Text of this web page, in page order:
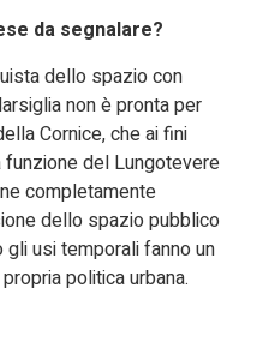
da segnalare?
dello spazio con
non è pronta per
Cornice, che ai fini
funzione del Lungotevere
completamente
dello spazio pubblico
usi temporali fanno un
politica urbana.